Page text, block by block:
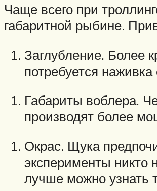
Чаще всего при
габаритной рыбине.
Заглубление. Более
потребуется
Габариты воблера.
производят более
Окрас. Щука
эксперименты никто
лучше можно узнать